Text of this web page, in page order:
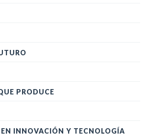
PRODUCE
EN INNOVACIÓN Y TECNOLOGÍA